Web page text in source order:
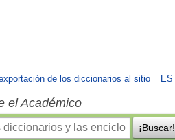
ES
de los diccionarios al sitio
el Académico
¡Buscar!